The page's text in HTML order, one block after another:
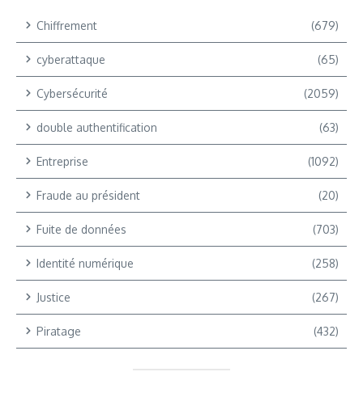
Chiffrement (679)
cyberattaque (65)
Cybersécurité (2059)
double authentification (63)
Entreprise (1092)
Fraude au président (20)
Fuite de données (703)
Identité numérique (258)
Justice (267)
Piratage (432)